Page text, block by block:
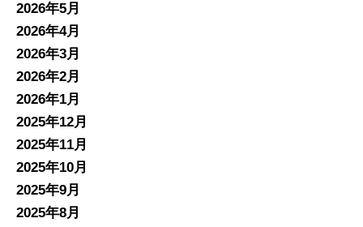
2026年5月
2026年4月
2026年3月
2026年2月
2026年1月
2025年12月
2025年11月
2025年10月
2025年9月
2025年8月